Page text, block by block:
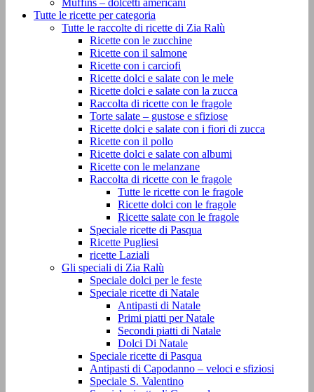
Muffins – dolcetti americani
Tutte le ricette per categoria
Tutte le raccolte di ricette di Zia Ralù
Ricette con le zucchine
Ricette con il salmone
Ricette con i carciofi
Ricette dolci e salate con le mele
Ricette dolci e salate con la zucca
Raccolta di ricette con le fragole
Torte salate – gustose e sfiziose
Ricette dolci e salate con i fiori di zucca
Ricette con il pollo
Ricette dolci e salate con albumi
Ricette con le melanzane
Raccolta di ricette con le fragole
Tutte le ricette con le fragole
Ricette dolci con le fragole
Ricette salate con le fragole
Speciale ricette di Pasqua
Ricette Pugliesi
ricette Laziali
Gli speciali di Zia Ralù
Speciale dolci per le feste
Speciale ricette di Natale
Antipasti di Natale
Primi piatti per Natale
Secondi piatti di Natale
Dolci Di Natale
Speciale ricette di Pasqua
Antipasti di Capodanno – veloci e sfiziosi
Speciale S. Valentino